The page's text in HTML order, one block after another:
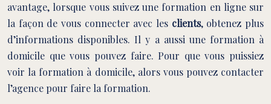
avantage, lorsque vous suivez une formation en ligne sur
la façon de vous connecter avec les clients, obtenez plus
d’informations disponibles. Il y a aussi une formation à
domicile que vous pouvez faire. Pour que vous puissiez
voir la formation à domicile, alors vous pouvez contacter
l’agence pour faire la formation.